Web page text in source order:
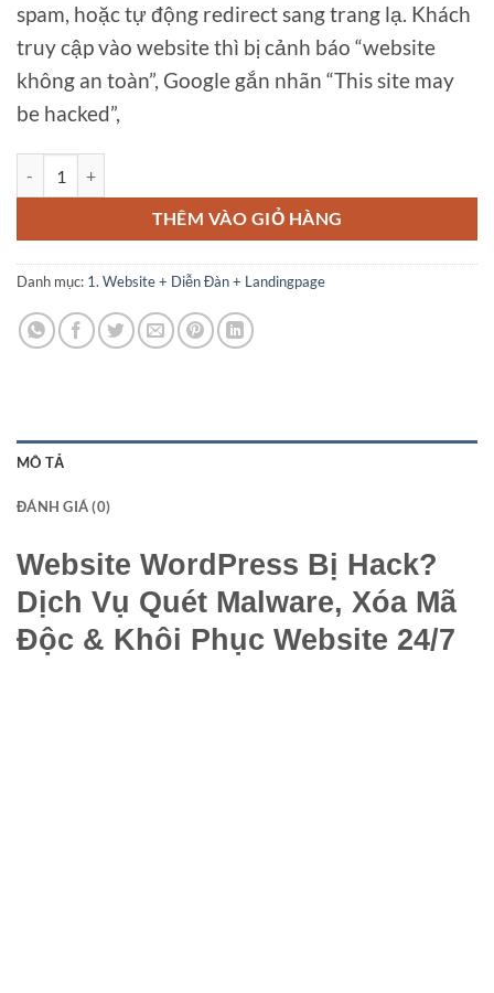
spam, hoặc tự động redirect sang trang lạ. Khách
truy cập vào website thì bị cảnh báo “website
không an toàn”, Google gắn nhãn “This site may
be hacked”,
THÊM VÀO GIỎ HÀNG
Danh mục: 1. Website + Diễn Đàn + Landingpage
MÔ TẢ
ĐÁNH GIÁ (0)
Website WordPress Bị Hack?
Dịch Vụ Quét Malware, Xóa Mã
Độc & Khôi Phục Website 24/7